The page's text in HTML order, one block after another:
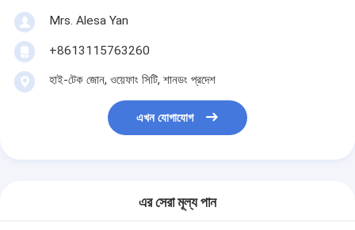
Mrs. Alesa Yan
+8613115763260
হাই-টেক জোন, ওয়েফাং সিটি, শানডং প্রদেশ
এখন যোগাযোগ
এর সেরা মূল্য পান